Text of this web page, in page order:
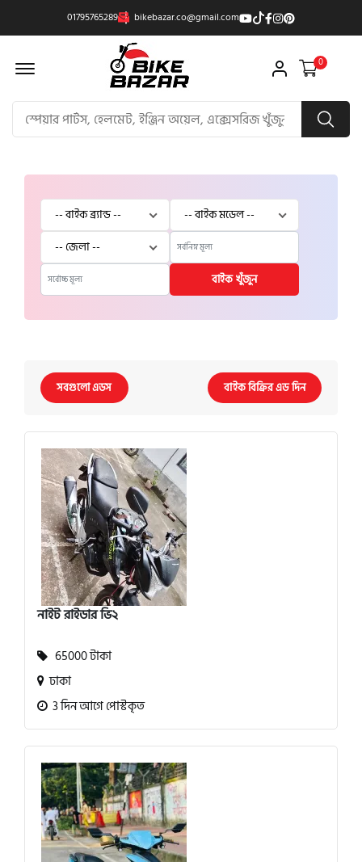
01795765289 bikebazar.co@gmail.com
Offcanvas Menu Open 0
বাইক খুঁজুন
সবগুলো এডস বাইক বিক্রির এড দিন
নাইট রাইডার ভি২
65000 টাকা
ঢাকা
3 দিন আগে পোস্টকৃত